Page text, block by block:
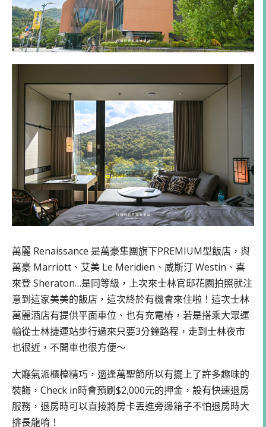
萬麗 Renaissance 是萬豪集團旗下PREMIUM型飯店，與
萬豪 Marriott、艾美 Le Meridien、威斯汀 Westin、喜
來登 Sheraton…是同等級，上次來士林官邸花園拍照就注
意到這家美美的飯店，這次終於有機會來住啦！這次士林
萬麗酒店有提供平面車位、也有充電樁，若是搭乘大眾運
輸從士林捷運站步行過來只要3分鐘路程，走到士林夜市
也很近，不開車也很方便～
大廳氣派櫃檯精巧，適逢萬聖節所以有擺上了許多趣味的
裝飾，Check in時會預刷$2,000元的押金，設有快速退房
服務，退房時可以直接將房卡丟進旁邊箱子不怕退房時大
排長龍唷！